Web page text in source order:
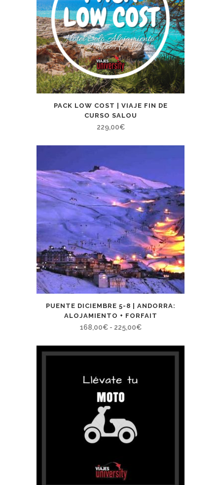
PACK LOW COST | VIAJE FIN DE
CURSO SALOU
229,00€
PUENTE DICIEMBRE 5-8 | ANDORRA:
ALOJAMIENTO + FORFAIT
168,00€ - 225,00€Rango
precios: